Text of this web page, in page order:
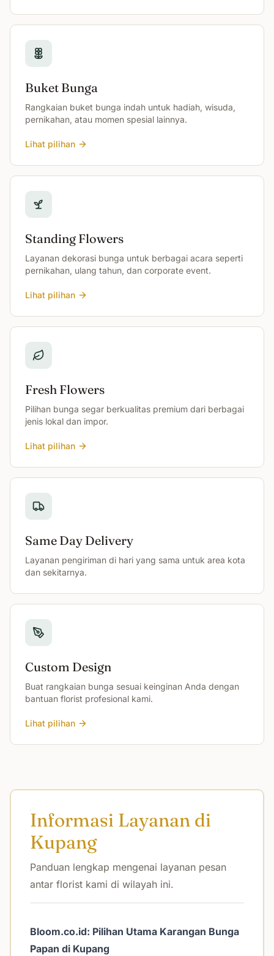
Buket Bunga
Rangkaian buket bunga indah untuk hadiah, wisuda,
pernikahan, atau momen spesial lainnya.
Lihat pilihan
Standing Flowers
Layanan dekorasi bunga untuk berbagai acara seperti
pernikahan, ulang tahun, dan corporate event.
Lihat pilihan
Fresh Flowers
Pilihan bunga segar berkualitas premium dari berbagai
jenis lokal dan impor.
Lihat pilihan
Same Day Delivery
Layanan pengiriman di hari yang sama untuk area kota
dan sekitarnya.
Custom Design
Buat rangkaian bunga sesuai keinginan Anda dengan
bantuan florist profesional kami.
Lihat pilihan
Informasi Layanan di
Kupang
Panduan lengkap mengenai layanan pesan
antar florist kami di wilayah ini.
Bloom.co.id: Pilihan Utama Karangan Bunga
Papan di Kupang